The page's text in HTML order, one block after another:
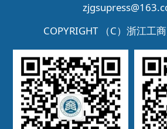
COPYRIGHT （C）浙江工